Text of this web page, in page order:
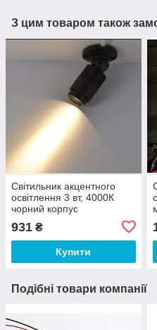
З цим товаром також
Світильник акцентного
освітлення 3 вт, 4000К
чорний корпус
931 ₴
Купити
Подібні товари компанії